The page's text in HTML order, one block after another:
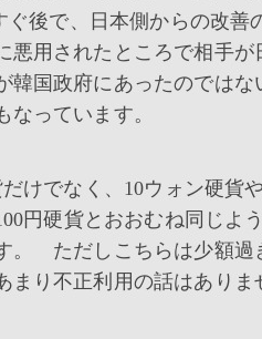
ぐ後で、日本側からの改善
悪用されたところで相手が
韓国政府にあったのではな
なっています。
けでなく、10ウォン硬貨
円硬貨とおおむね同じよ
。 ただしこちらは少額過
まり不正利用の話はありま